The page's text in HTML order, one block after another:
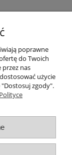
poprawne
do Twoich
nas
użycie
zgody".